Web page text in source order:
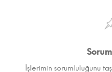
İşlerimin sorumluluğunu